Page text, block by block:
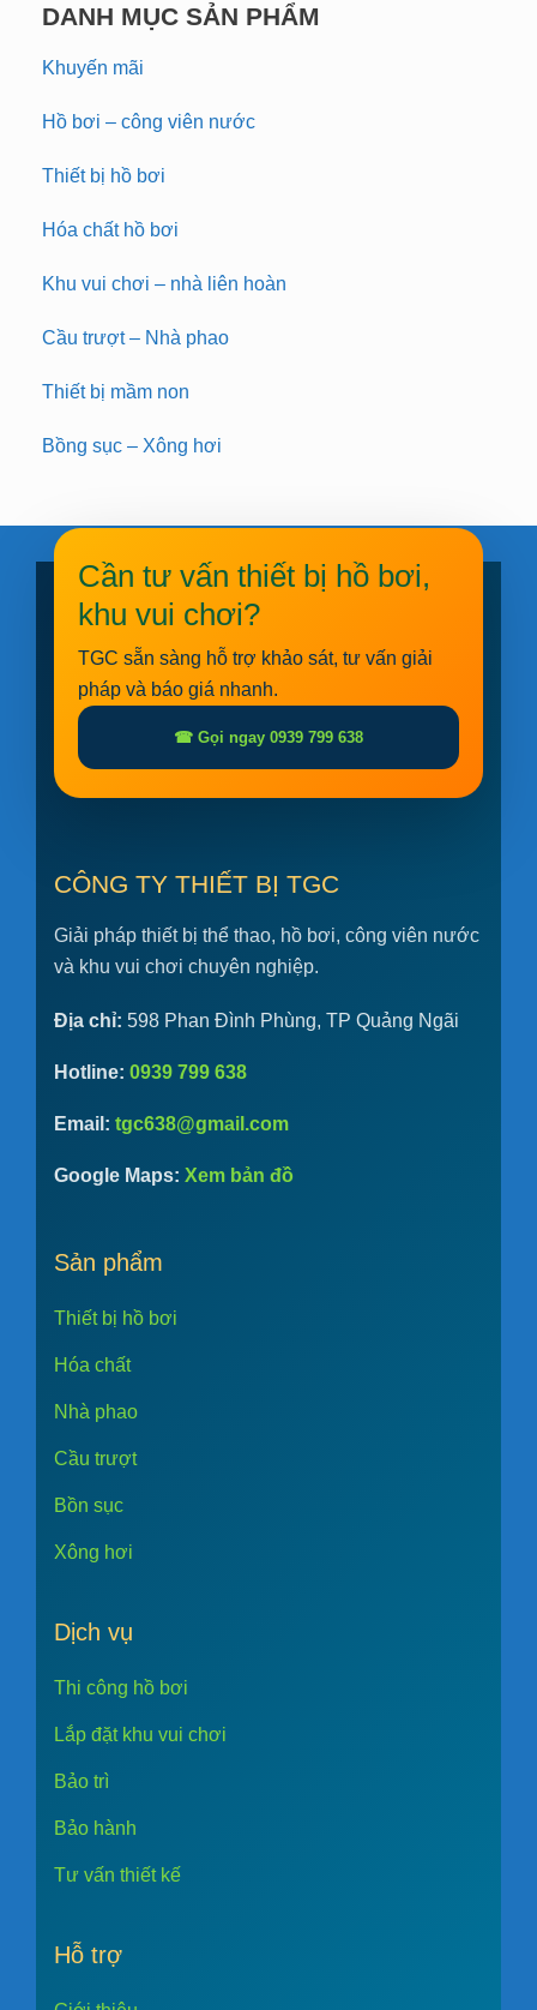
DANH MỤC SẢN PHẨM
Khuyến mãi
Hồ bơi – công viên nước
Thiết bị hồ bơi
Hóa chất hồ bơi
Khu vui chơi – nhà liên hoàn
Cầu trượt – Nhà phao
Thiết bị mầm non
Bồng sục – Xông hơi
Cần tư vấn thiết bị hồ bơi,
khu vui chơi?
TGC sẵn sàng hỗ trợ khảo sát, tư vấn giải
pháp và báo giá nhanh.
☎ Gọi ngay 0939 799 638
CÔNG TY THIẾT BỊ TGC
Giải pháp thiết bị thể thao, hồ bơi, công viên nước
và khu vui chơi chuyên nghiệp.
Địa chỉ: 598 Phan Đình Phùng, TP Quảng Ngãi
Hotline: 0939 799 638
Email: tgc638@gmail.com
Google Maps: Xem bản đồ
Sản phẩm
Thiết bị hồ bơi
Hóa chất
Nhà phao
Cầu trượt
Bồn sục
Xông hơi
Dịch vụ
Thi công hồ bơi
Lắp đặt khu vui chơi
Bảo trì
Bảo hành
Tư vấn thiết kế
Hỗ trợ